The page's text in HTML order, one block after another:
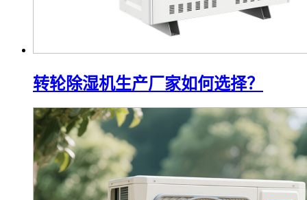
转轮除湿机生产厂家如何选择？